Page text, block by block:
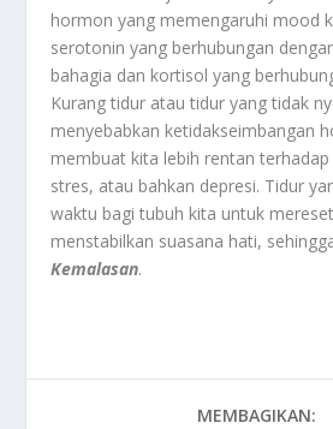
hormon yang memengaruhi mood
serotonin yang berhubungan
bahagia dan kortisol yang
Kurang tidur atau tidur yang tidak
menyebabkan ketidakseimbangan
membuat kita lebih rentan
stres, atau bahkan depresi. Tidur
waktu bagi tubuh kita untuk
menstabilkan suasana hati,
Kemalasan.
MEMBAGIKAN: